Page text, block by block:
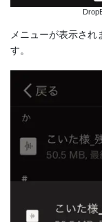
メニューが表示され
す。